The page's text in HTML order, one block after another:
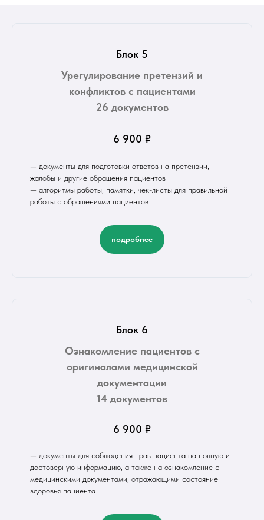
Блок 5
Урегулирование претензий и
конфликтов с пациентами
26 документов
6 900 ₽
— документы для подготовки ответов на претензии,
жалобы и другие обращения пациентов
— алгоритмы работы, памятки, чек-листы для правильной
работы с обращениями пациентов
подробнее
Блок 6
Ознакомление пациентов с
оригиналами медицинской
документации
14 документов
6 900 ₽
— документы для соблюдения прав пациента на полную и
достоверную информацию, а также на ознакомление с
медицинскими документами, отражающими состояние
здоровья пациента